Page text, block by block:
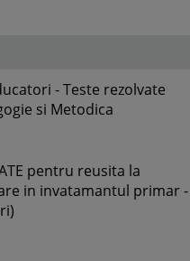
- Teste rezolvate
si Metodica
pentru reusita la
in invatamantul primar -